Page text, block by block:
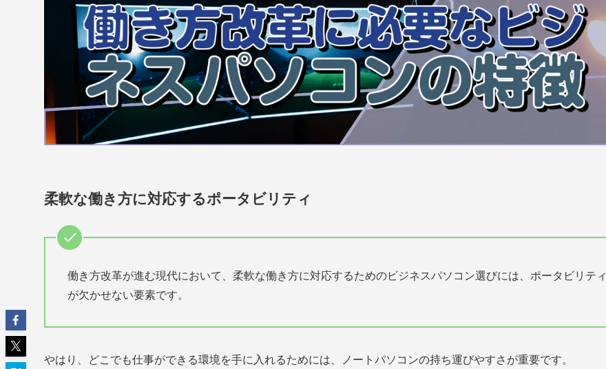
柔軟な働き方に対応するポータビリティ
働き方改革が進む現代において、柔軟な働き方に対応するためのビジネスパソコン選びには、ポータビリティ
が欠かせない要素です。
やはり、どこでも仕事ができる環境を手に入れるためには、ノートパソコンの持ち運びやすさが重要です。